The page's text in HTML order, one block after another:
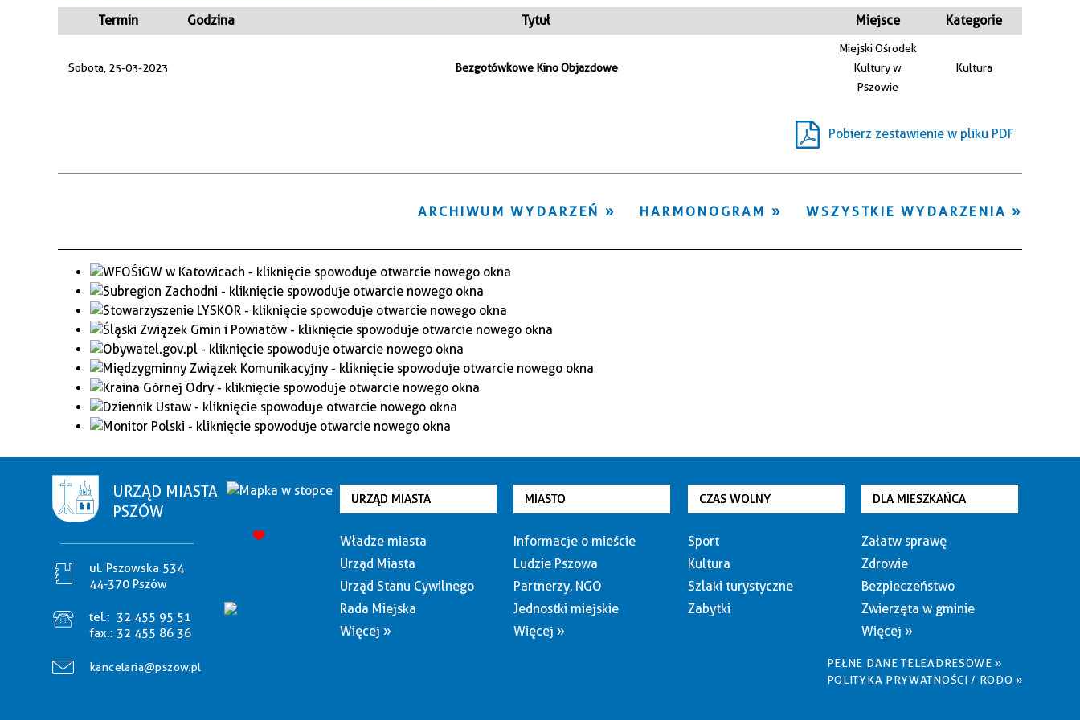
WAŻNE TELEFONY
"PSZOW.PL"
PRZESTRZENNE
Kategoria
Trwające w
Miejsce
ten
Termin Godzina Tytuł Miejsce Kategorie
Sobota, 25-03-2023 Bezgotówkowe Kino Objazdowe
Miejski Ośrodek
Kultury w
Pszowie
Kultura
Pobierz zestawienie w pliku PDF
WSZYSTKIE WYDARZENIA
HARMONOGRAM
ARCHIWUM WYDARZEŃ
URZĄD MIASTA
PSZÓW
ul. Pszowska 534
44-370 Pszów
tel.: 32 455 95 51
fax.: 32 455 86 36
kancelaria@pszow.pl
URZĄD MIASTA
Władze miasta
Urząd Miasta
Urząd Stanu Cywilnego
Rada Miejska
Więcej »
MIASTO
Informacje o mieście
Ludzie Pszowa
Partnerzy, NGO
Jednostki miejskie
Więcej »
CZAS WOLNY
Sport
Kultura
Szlaki turystyczne
Zabytki
DLA MIESZKAŃCA
Załatw sprawę
Zdrowie
Bezpieczeństwo
Zwierzęta w gminie
Więcej »
PEŁNE DANE TELEADRESOWE »
POLITYKA PRYWATNOŚCI / RODO »